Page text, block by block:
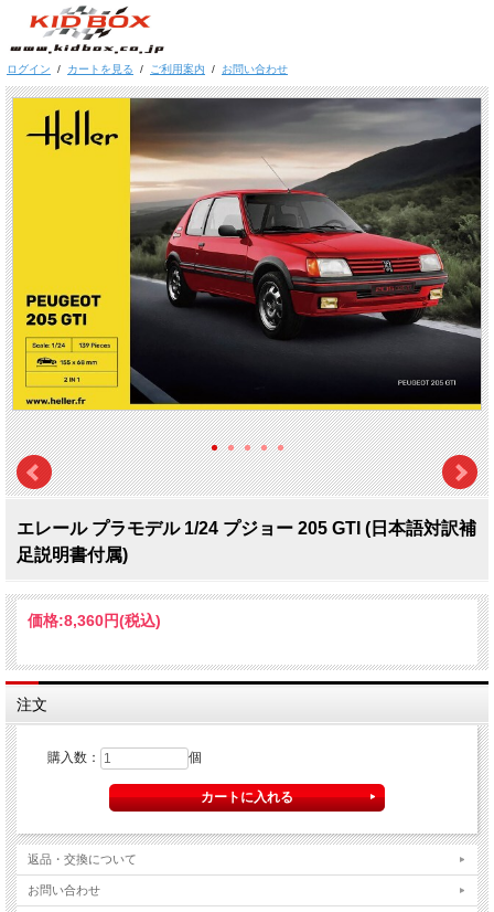
ログイン / カートを見る / ご利用案内 / お問い合わせ
エレール プラモデル 1/24 プジョー 205 GTI (日本語対訳補
足説明書付属)
価格:8,360円(税込)
注文
購入数： 個
返品・交換について
お問い合わせ